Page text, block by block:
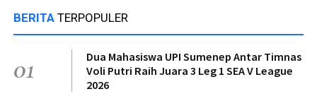
BERITA TERPOPULER
01
Dua Mahasiswa UPI Sumenep Antar Timnas
Voli Putri Raih Juara 3 Leg 1 SEA V League
2026